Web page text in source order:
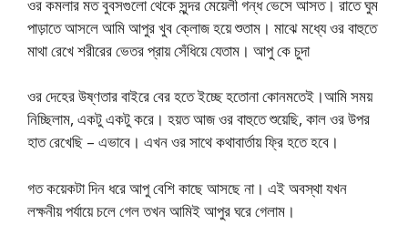
ওর কমলার মত বুবসগুলো থেকে সুন্দর মেয়েলী গন্ধ ভেসে আসত। রাতে ঘুম
পাড়াতে আসলে আমি আপুর খুব ক্লোজ হয়ে শুতাম। মাঝে মধ্যে ওর বাহুতে
মাথা রেখে শরীরের ভেতর প্রায় সেঁধিয়ে যেতাম। আপু কে চুদা
ওর দেহের উষ্ণতার বাইরে বের হতে ইচ্ছে হতোনা কোনমতেই।আমি সময়
নিচ্ছিলাম, একটু একটু করে। হয়ত আজ ওর বাহুতে শুয়েছি, কাল ওর উপর
হাত রেখেছি – এভাবে। এখন ওর সাথে কথাবার্তায় ফ্রি হতে হবে।
গত কয়েকটা দিন ধরে আপু বেশি কাছে আসছে না। এই অবস্থা যখন
লক্ষনীয় পর্যায়ে চলে গেল তখন আমিই আপুর ঘরে গেলাম।